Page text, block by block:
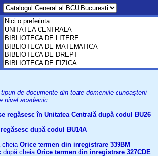
de documente din toate domeniile cunoaşterii
nivel academic
regăsesc în Unitatea Centrală după codul BU26
după codul BU14A
cheia Orice termen din inregistrare 339BM
după cheia Orice termen din inregistrare 327CDE